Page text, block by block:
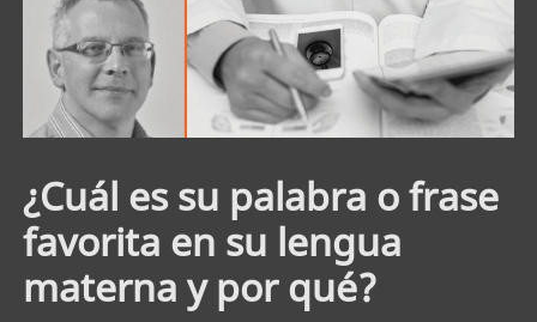
¿Cuál es su palabra o frase
favorita en su lengua
materna y por qué?